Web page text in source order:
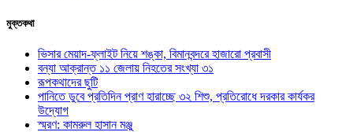
মুক্তকথা
ভিসার মেয়াদ-ফ্লাইট নিয়ে শঙ্কা, বিমানবন্দরে হাজারো প্রবাসী
বন্যা আক্রান্ত ১১ জেলায় নিহতের সংখ্যা ৩১
রূপকথাদের ছুটি
পানিতে ডুবে প্রতিদিন প্রাণ হারাচ্ছে ৩২ শিশু, প্রতিরোধে দরকার কার্যকর
উদ্যোগ
স্মরণ: কামরুল হাসান মঞ্জু